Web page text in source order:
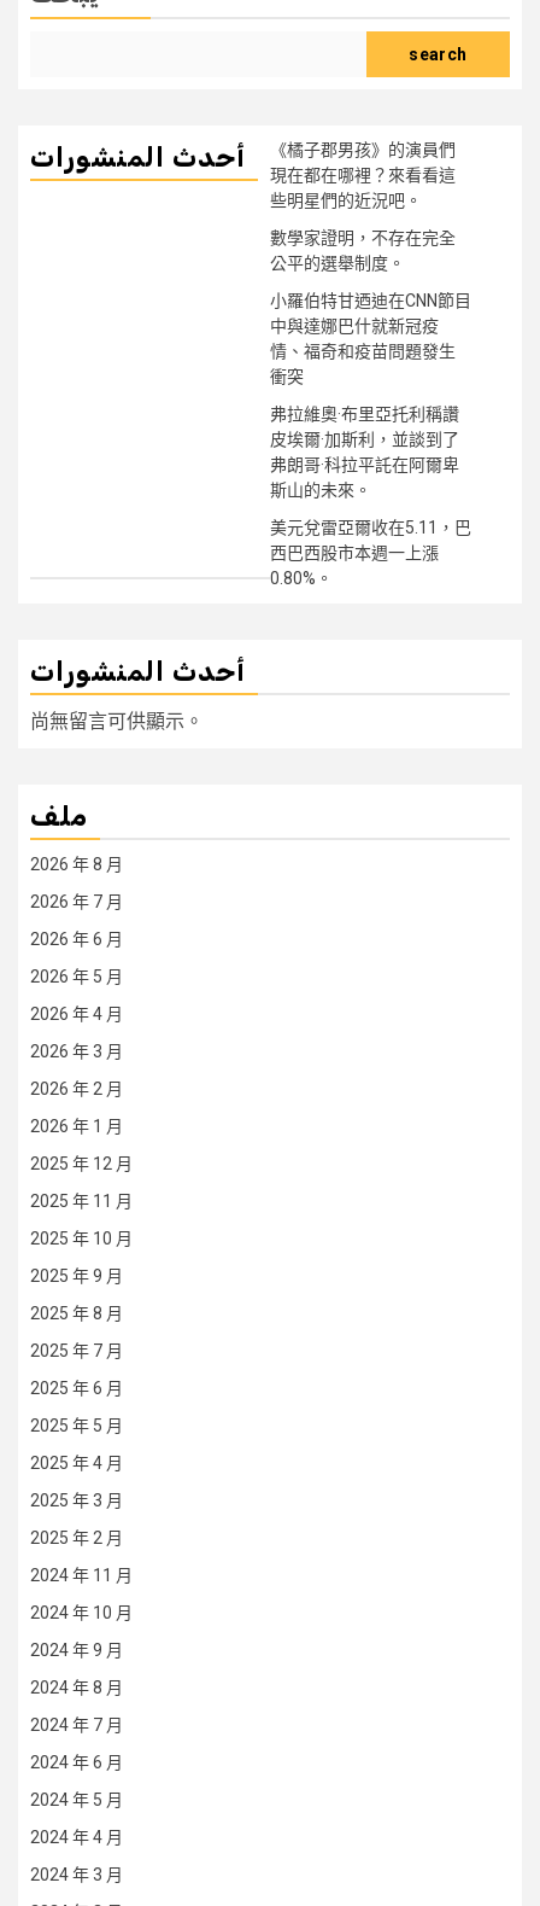
search
أحدث المنشورات
《橘子郡男孩》的演員們
現在都在哪裡？來看看這
些明星們的近況吧。
數學家證明，不存在完全
公平的選舉制度。
小羅伯特甘迺迪在CNN節目
中與達娜巴什就新冠疫
情、福奇和疫苗問題發生
衝突
弗拉維奧·布里亞托利稱讚
皮埃爾·加斯利，並談到了
弗朗哥·科拉平託在阿爾卑
斯山的未來。
美元兌雷亞爾收在5.11，巴
西巴西股市本週一上漲
0.80%。
أحدث المنشورات
尚無留言可供顯示。
ملف
2026 年 8 月
2026 年 7 月
2026 年 6 月
2026 年 5 月
2026 年 4 月
2026 年 3 月
2026 年 2 月
2026 年 1 月
2025 年 12 月
2025 年 11 月
2025 年 10 月
2025 年 9 月
2025 年 8 月
2025 年 7 月
2025 年 6 月
2025 年 5 月
2025 年 4 月
2025 年 3 月
2025 年 2 月
2024 年 11 月
2024 年 10 月
2024 年 9 月
2024 年 8 月
2024 年 7 月
2024 年 6 月
2024 年 5 月
2024 年 4 月
2024 年 3 月